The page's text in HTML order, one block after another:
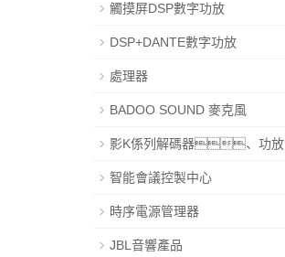
觸摸屏DSP數字功放
DSP+DANTE數字功放
處理器
BADOO SOUND 麥克風
影K係列解碼器、功放
智能會議控製中心
時序電源管理器
JBL音響產品